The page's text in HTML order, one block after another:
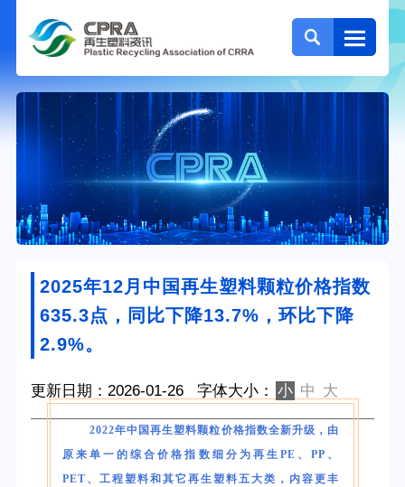
2025年12月中国再生塑料颗粒价格指数
635.3点，同比下降13.7%，环比下降
2.9%。
更新日期：2026-01-26 字体大小： 小 中 大
2022年中国再生塑料颗粒价格指数全新升级，由
原来单一的综合价格指数细分为再生PE、PP、
PET、工程塑料和其它再生塑料五大类，内容更丰